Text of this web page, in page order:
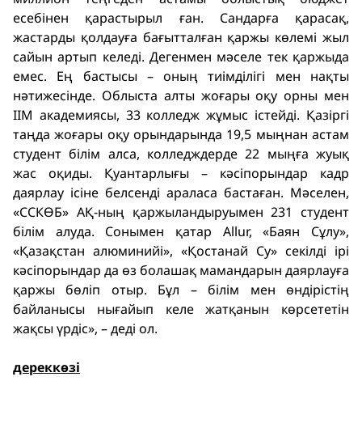
есебінен қарастырыл ған. Сандарға қарасақ,
жастарды қолдауға бағытталған қаржы көлемі жыл
сайын артып келеді. Дегенмен мәселе тек қаржыда
емес. Ең бастысы – оның тиімділігі мен нақты
нәтижесінде. Облыста алты жоғары оқу орны мен
ІІМ академиясы, 33 колледж жұмыс істейді. Қазіргі
таңда жоғары оқу орындарында 19,5 мыңнан астам
студент білім алса, колледждерде 22 мыңға жуық
жас оқиды. Қуантарлығы – кәсіпорындар кадр
даярлау ісіне белсенді араласа бастаған. Мәселен,
«ССКӨБ» АҚ-ның қаржыландыруымен 231 студент
білім алуда. Сонымен қатар Allur, «Баян Сұлу»,
«Қазақстан алюминийі», «Қостанай Су» секілді ірі
кәсіпорындар да өз болашақ мамандарын даярлауға
қаржы бөліп отыр. Бұл – білім мен өндірістің
байланысы нығайып келе жатқанын көрсететін
жақсы үрдіс», – деді ол.
дереккөзі